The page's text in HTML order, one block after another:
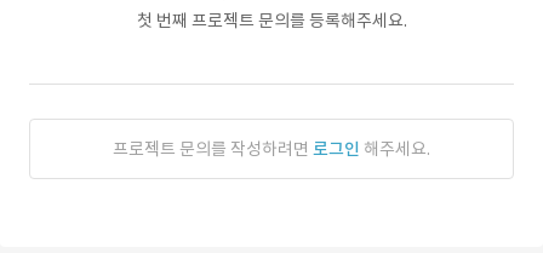
첫 번째 프로젝트 문의를 등록해주세요.
프로젝트 문의를 작성하려면 로그인 해주세요.